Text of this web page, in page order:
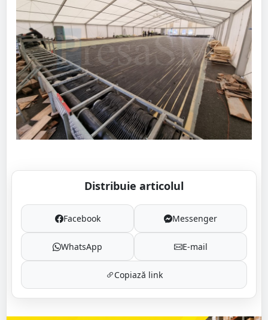
Distribuie articolul
Facebook Messenger
WhatsApp E-mail
Copiază link